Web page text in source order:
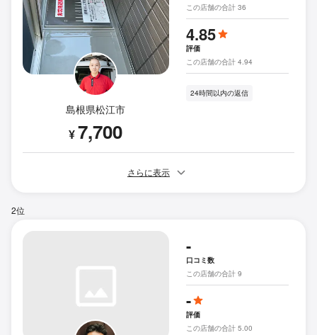
島根県松江市
¥7,700
この店舗の合計 36
4.85
評価
この店舗の合計 4.94
24時間以内の返信
さらに表示
2位
-
口コミ数
この店舗の合計 9
-
評価
この店舗の合計 5.00